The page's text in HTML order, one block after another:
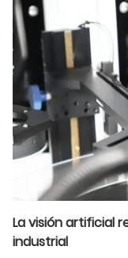
La visión artificial
industrial